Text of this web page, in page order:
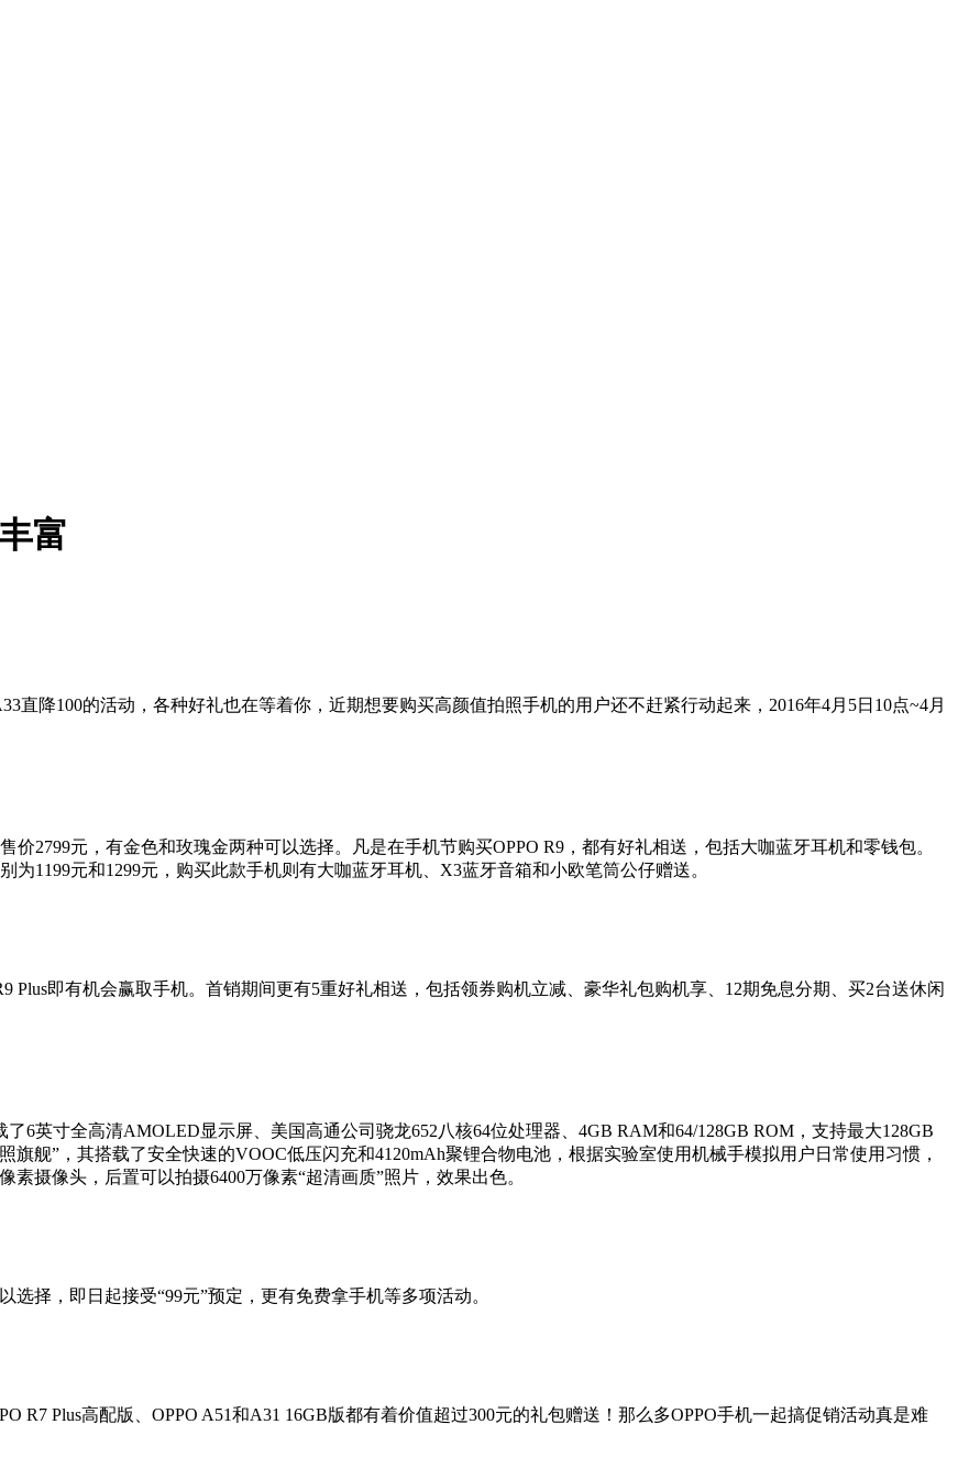
富
直降100的活动，各种好礼也在等着你，近期想要购买高颜值拍照手机的用户还不赶紧行动起来，2016年4月5日10点~4月
2799元，有金色和玫瑰金两种可以选择。凡是在手机节购买OPPO R9，都有好礼相送，包括大咖蓝牙耳机和零钱包。
1199元和1299元，购买此款手机则有大咖蓝牙耳机、X3蓝牙音箱和小欧笔筒公仔赠送。
Plus即有机会赢取手机。首销期间更有5重好礼相送，包括领券购机立减、豪华礼包购机享、12期免息分期、买2台送休闲
了6英寸全高清AMOLED显示屏、美国高通公司骁龙652八核64位处理器、4GB RAM和64/128GB ROM，支持最大128GB
旗舰”，其搭载了安全快速的VOOC低压闪充和4120mAh聚锂合物电池，根据实验室使用机械手模拟用户日常使用习惯，
摄像头，后置可以拍摄6400万像素“超清画质”照片，效果出色。
选择，即日起接受“99元”预定，更有免费拿手机等多项活动。
R7 Plus高配版、OPPO A51和A31 16GB版都有着价值超过300元的礼包赠送！那么多OPPO手机一起搞促销活动真是难